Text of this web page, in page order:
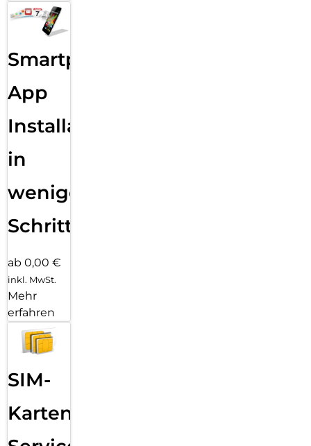
Smartphone
App
Installation
in
wenigen
Schritten
ab 0,00 €
inkl. MwSt.
Mehr
erfahren
SIM-
Karten